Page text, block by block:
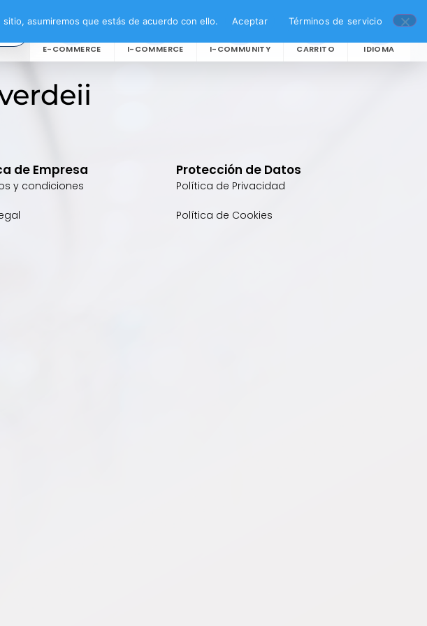
E-COMMERCE I-COMMERCE I-COMMUNITY CARRITO IDIOMA
de Empresa
y condiciones
Protección de Datos
Política de Privacidad
Política de Cookies
asumiremos que estás de acuerdo con ello. Aceptar Términos de servicio